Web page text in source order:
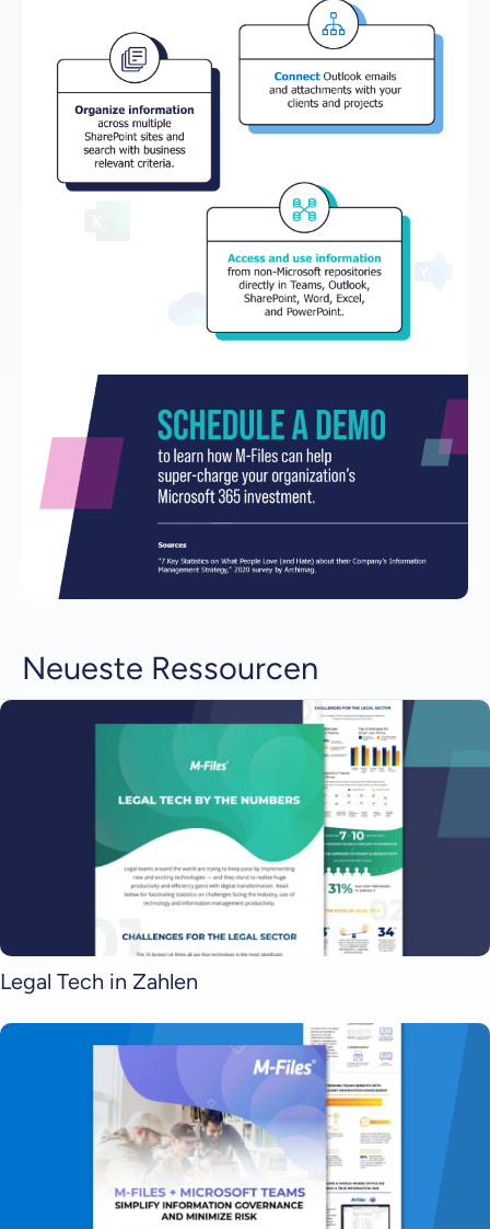
Neueste Ressourcen
Legal Tech in Zahlen